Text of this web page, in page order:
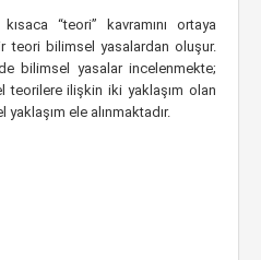
“teori” kavramını ortaya
teori bilimsel yasalardan oluşur.
bilimsel yasalar incelenmekte;
ilişkin iki yaklaşım olan
ele alınmaktadır.